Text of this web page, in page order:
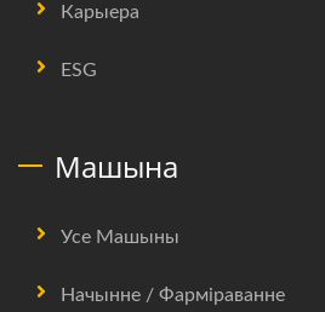
Карыера
ESG
Машына
Усе Машыны
Начынне / Фарміраванне